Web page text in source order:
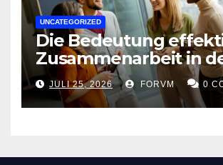
UNCATEGORIZED
Die Bedeutung
Zusammenarbeit in
Arbeitswelt
JULI 25, 2026 FORVM 0